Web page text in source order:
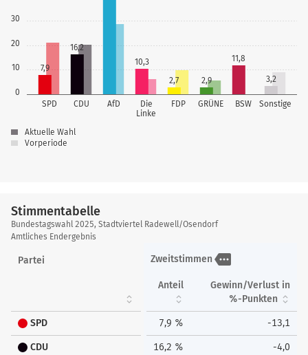
0
10
20
30
SPD CDU AfD
Die
Linke
FDP GRÜNE BSW Sonstige
7,9
16,2
10,3
2,7
2,9
11,8
3,2
Aktuelle Wahl
Vorperiode
Stimmentabelle
Stimmentabelle
Bundestagswahl 2025, Stadtviertel Radewell/Osendorf
Amtliches Endergebnis
Partei Zweitstimmen more
Anteil
Gewinn/Verlust in
%-Punkten
SPD 7,9 % -13,1
CDU 16,2 % -4,0